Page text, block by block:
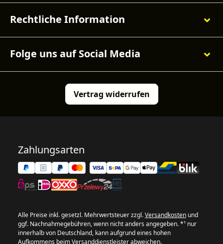
Rechtliche Information
Folge uns auf Social Media
Vertrag widerrufen
Zahlungsarten
Alle Preise inkl. gesetzl. Mehrwertsteuer zzgl.Versandkosten und
ggf. Nachnahmegebühren, wenn nicht anders angegeben. *¹ nur
innerhalb von Deutschland, kann aufgrund eines hohen
Aufkommens beim Versanddienstleister abweichen.